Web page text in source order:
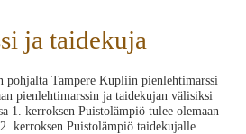
ja taidekuja
pohjalta Tampere Kupliin pienlehtimarssi
pienlehtimarssin ja taidekujan välisiksi
1. kerroksen Puistolämpiö tulee olemaan
kerroksen Puistolämpiö taidekujalle.